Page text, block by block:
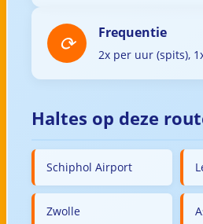
Frequentie
2x per uur (spits),
Haltes op deze
Schiphol Airport
Zwolle